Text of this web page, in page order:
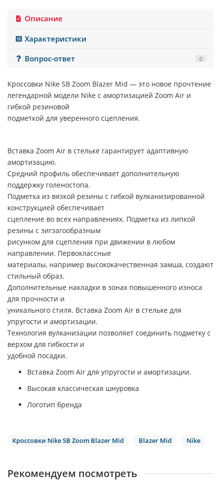
Описание
Характеристики
Вопрос-ответ
0
Кроссовки Nike SB Zoom Blazer Mid — это новое прочтение
легендарной модели Nike с амортизацией Zoom Air и
гибкой резиновой
подметкой для уверенного сцепления.
Вставка Zoom Air в стельке гарантирует адаптивную
амортизацию.
Средний профиль обеспечивает дополнительную
поддержку голеностопа.
Подметка из вязкой резины с гибкой вулканизированной
конструкцией обеспечивает
сцепление во всех направлениях. Подметка из липкой
резины с зигзагообразным
рисунком для сцепления при движении в любом
направлении. Первоклассные
материалы, например высококачественная замша, создают
стильный образ.
Дополнительные накладки в зонах повышенного износа
для прочности и
уникального стиля. Вставка Zoom Air в стельке для
упругости и амортизации.
Технология вулканизации позволяет соединить подметку с
верхом для гибкости и
удобной посадки.
Вставка Zoom Air для упругости и амортизации.
Высокая классическая шнуровка
Логотип бренда
Кроссовки Nike SB Zoom Blazer Mid Blazer Mid Nike
Рекомендуем посмотреть